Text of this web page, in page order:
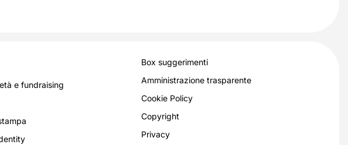
e fundraising
Box suggerimenti
Amministrazione trasparente
Cookie Policy
Copyright
Privacy